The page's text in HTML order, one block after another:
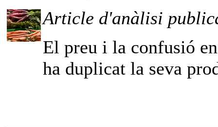
Article d'anàlisi
El preu i la confusió
ha duplicat la seva